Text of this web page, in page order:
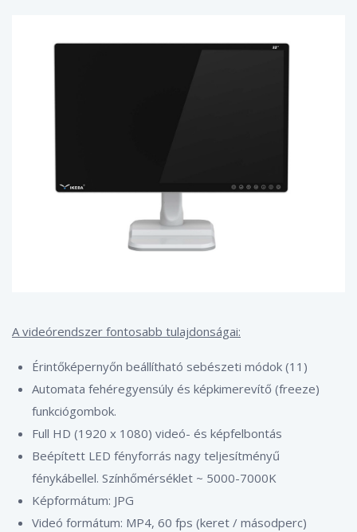
A videórendszer fontosabb tulajdonságai:
Érintőképernyőn beállítható sebészeti módok (11)
Automata fehéregyensúly és képkimerevítő (freeze)
funkciógombok.
Full HD (1920 x 1080) videó- és képfelbontás
Beépített LED fényforrás nagy teljesítményű
fénykábellel. Színhőmérséklet ~ 5000-7000K
Képformátum: JPG
Videó formátum: MP4, 60 fps (keret / másodperc)